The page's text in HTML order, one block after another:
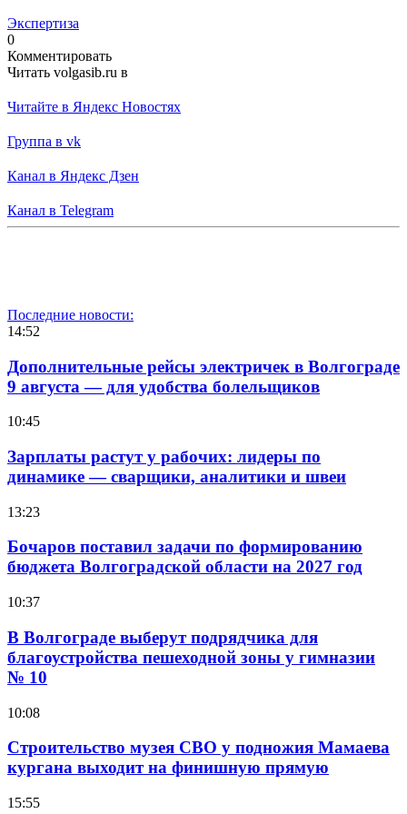
Экспертиза
0
Комментировать
Читать volgasib.ru в
Читайте в Яндекс Новостях
Группа в vk
Канал в Яндекс Дзен
Канал в Telegram
Последние новости:
14:52
Дополнительные рейсы электричек в Волгограде
9 августа — для удобства болельщиков
10:45
Зарплаты растут у рабочих: лидеры по
динамике — сварщики, аналитики и швеи
13:23
Бочаров поставил задачи по формированию
бюджета Волгоградской области на 2027 год
10:37
В Волгограде выберут подрядчика для
благоустройства пешеходной зоны у гимназии
№ 10
10:08
Строительство музея СВО у подножия Мамаева
кургана выходит на финишную прямую
15:55